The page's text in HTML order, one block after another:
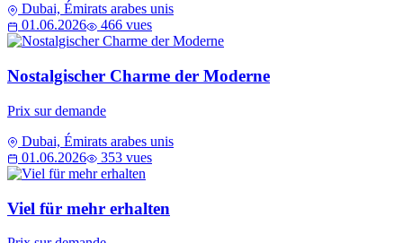
Dubai, Émirats arabes unis
01.06.2026
466 vues
Nostalgischer Charme der Moderne
Prix sur demande
Dubai, Émirats arabes unis
01.06.2026
353 vues
Viel für mehr erhalten